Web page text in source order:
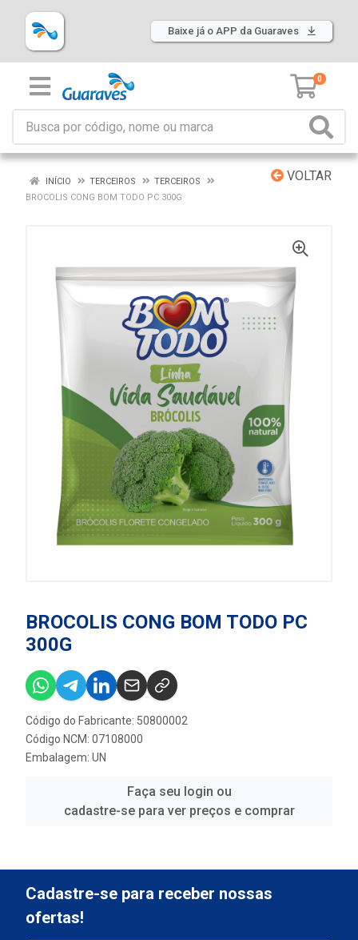
Baixe já o APP da Guaraves
0
VOLTAR
INÍCIO TERCEIROS
TERCEIROS
BROCOLIS CONG BOM TODO PC 300G
BROCOLIS CONG BOM TODO PC
300G
Código do Fabricante: 50800002
Código NCM: 07108000
Embalagem: UN
Faça seu login ou
cadastre-se para ver preços e comprar
Cadastre-se para receber nossas
ofertas!